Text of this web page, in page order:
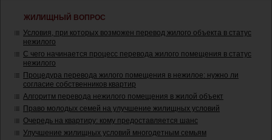
ЖИЛИЩНЫЙ ВОПРОС
Условия, при которых возможен перевод жилого объекта в статус
нежилого
С чего начинается процесс перевода жилого помещения в статус
нежилого
Процедура перевода жилого помещения в нежилое: нужно ли
согласие собственников квартир
Алгоритм перевода нежилого помещения в жилой объект
Право молодых семей на улучшение жилищных условий
Очередь на квартиру: кому предоставляется шанс
Улучшение жилищных условий многодетным семьям